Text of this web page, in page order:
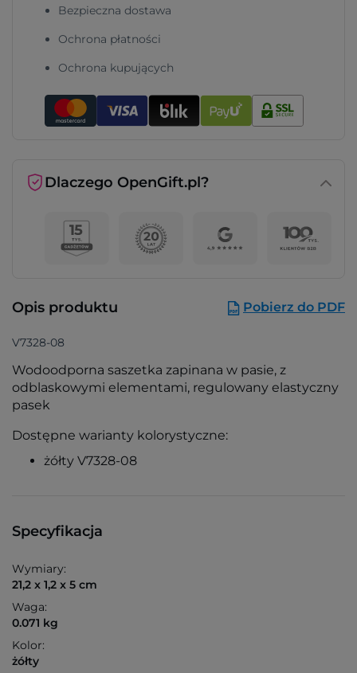
Bezpieczna dostawa
Ochrona płatności
Ochrona kupujących
Dlaczego OpenGift.pl?
Opis produktu Pobierz do PDF
V7328-08
Wodoodporna saszetka zapinana w pasie, z
odblaskowymi elementami, regulowany elastyczny
pasek
Dostępne warianty kolorystyczne:
żółty V7328-08
Specyfikacja
Wymiary:
21,2 x 1,2 x 5 cm
Waga:
0.071 kg
Kolor:
żółty